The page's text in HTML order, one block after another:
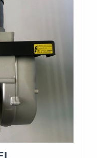
tipo de
programador de
a ser definida de
Essa base
guarda pó